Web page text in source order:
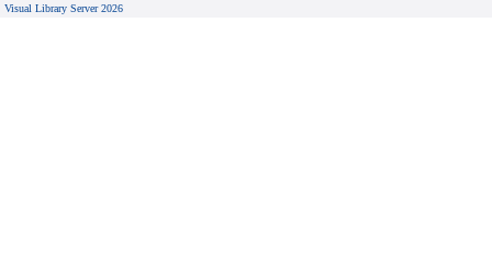
Visual Library Server 2026